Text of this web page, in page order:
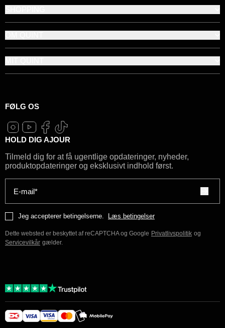
FØLG OS
HOLD DIG AJOUR
Tilmeld dig for at få ugentlige opdateringer, nyheder,
produktopdateringer og eksklusivt indhold først.
E-mail*
Jeg accepterer betingelserne. Læs betingelser
Dette websted er beskyttet af reCAPTCHA og Google Privatlivspolitik og
Servicevilkår gælder.